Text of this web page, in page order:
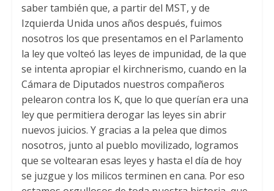
saber también que, a partir del MST, y de
Izquierda Unida unos años después, fuimos
nosotros los que presentamos en el Parlamento
la ley que volteó las leyes de impunidad, de la que
se intenta apropiar el kirchnerismo, cuando en la
Cámara de Diputados nuestros compañeros
pelearon contra los K, que lo que querían era una
ley que permitiera derogar las leyes sin abrir
nuevos juicios. Y gracias a la pelea que dimos
nosotros, junto al pueblo movilizado, logramos
que se voltearan esas leyes y hasta el día de hoy
se juzgue y los milicos terminen en cana. Por eso